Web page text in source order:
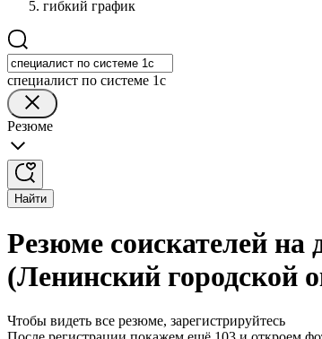
гибкий график
специалист по системе 1с
Резюме
Найти
Резюме соискателей
(Ленинский городской
Чтобы видеть все резюме, зарегистрируйтесь